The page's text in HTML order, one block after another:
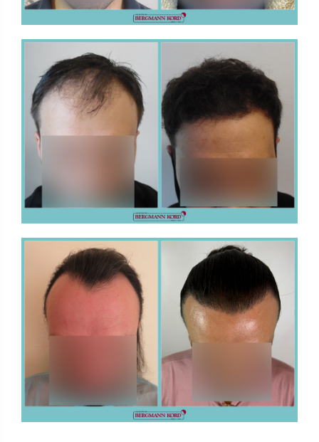
FUE - Αποτελέσματα - Photo Galleries
ΜΕΤΑΜΟΣΧΕΥΣΗ ΜΑΛΛΙΩΝ
FUE - Αποτελέσματα - Photo Galleries
ΜΕΤΑΜΟΣΧΕΥΣΗ ΜΑΛΛΙΩΝ